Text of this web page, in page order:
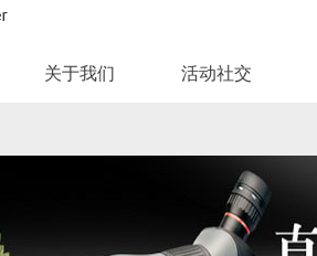
关于我们 活动社交